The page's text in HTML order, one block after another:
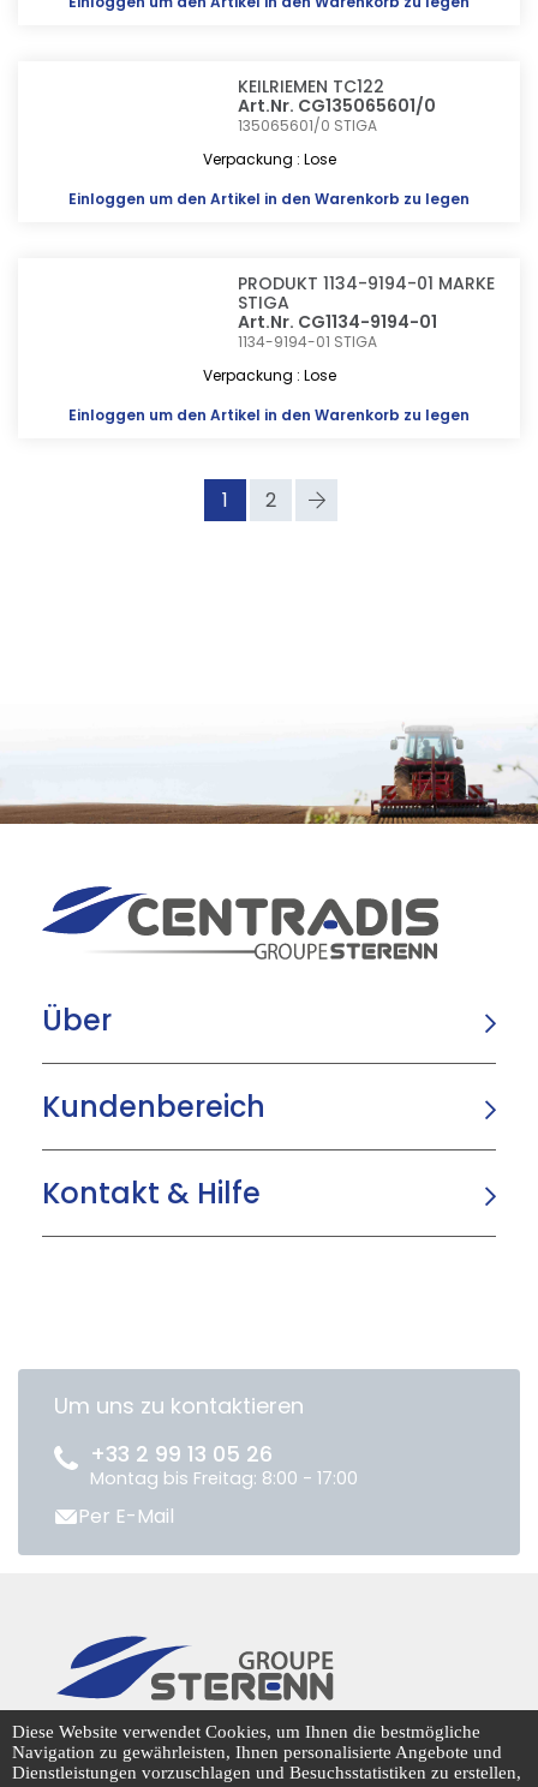
KEILRIEMEN TC122
Art.Nr. CG135065601/0
135065601/0 STIGA
Verpackung : Lose
Einloggen um den Artikel in den Warenkorb zu legen
PRODUKT 1134-9194-01 MARKE
STIGA
Art.Nr. CG1134-9194-01
1134-9194-01 STIGA
Verpackung : Lose
Einloggen um den Artikel in den Warenkorb zu legen
1 2
Über
Kundenbereich
Kontakt & Hilfe
Um uns zu kontaktieren
+33 2 99 13 05 26
Montag bis Freitag: 8:00 - 17:00
Per E-Mail
CENTRADIS © 2026
Diese Website verwendet Cookies, um Ihnen die bestmögliche
Navigation zu gewährleisten, Ihnen personalisierte Angebote und
Dienstleistungen vorzuschlagen und Besuchsstatistiken zu erstellen,